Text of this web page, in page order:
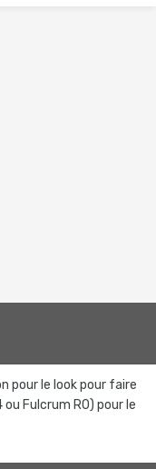
pour le look pour faire
Fulcrum R0) pour le